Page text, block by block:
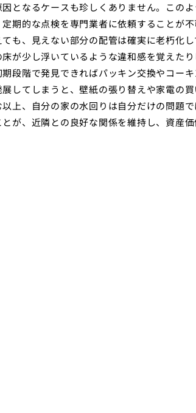
となるケースも珍しくありません。このよ
期的な点検を専門業者に依頼することが
も、見えない部分の配管は確実に老朽化
が少し浮いているような違和感を覚えた
段階で発見できればパッキン交換やコー
してしまうと、壁紙の張り替えや家電の
上、自分の家の水回りは自分だけの問題
が、近隣との良好な関係を維持し、資産